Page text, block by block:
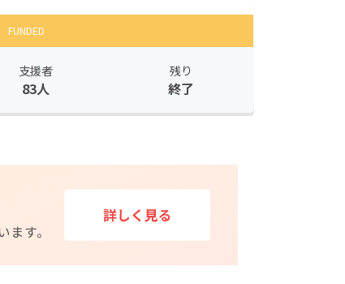
FUNDED
支援者
83人
残り
終了